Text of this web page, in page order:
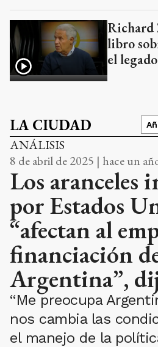
Richard
libro
el
LA CIUDAD
ANÁLISIS
8 de abril de 2025 | hace un
Los aranceles
por Estados
“afectan al
financiación
Argentina”,
“Me preocupa
nos cambia las
el manejo de la